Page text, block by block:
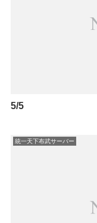
5/5
統一天下布武サーバー